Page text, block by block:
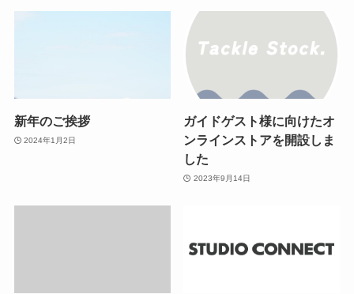
新年のご挨拶
2024年1月2日
ガイドゲスト様に向けたオ
ンラインストアを開設しま
した
2023年9月14日